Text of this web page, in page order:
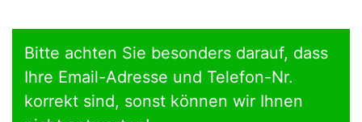
Bitte achten Sie besonders darauf, dass
Ihre Email-Adresse und Telefon-Nr.
korrekt sind, sonst können wir Ihnen